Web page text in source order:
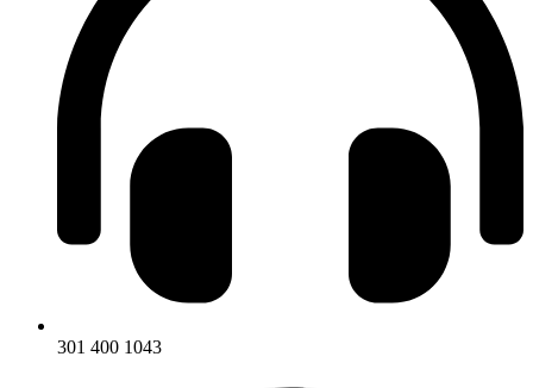
301 400 1043